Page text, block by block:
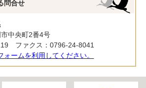
問合せ
中央町2番4号
ファクス：0796-24-8041
ォームを利用してください。